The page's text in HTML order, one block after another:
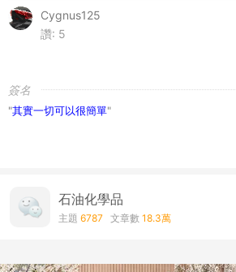
Cygnus125
讚: 5
簽名
"其實一切可以很簡單"
石油化學品
主題 6787 文章數 18.3萬